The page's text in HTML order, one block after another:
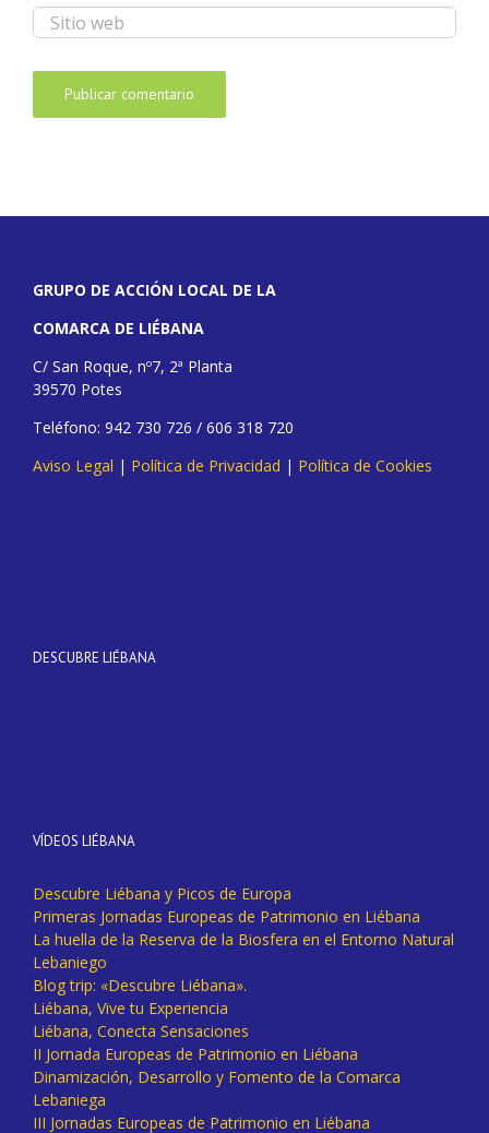
GRUPO DE ACCIÓN LOCAL DE LA
COMARCA DE LIÉBANA
C/ San Roque, nº7, 2ª Planta
39570 Potes
Teléfono: 942 730 726 / 606 318 720
Aviso Legal | Política de Privacidad | Política de Cookies
DESCUBRE LIÉBANA
VÍDEOS LIÉBANA
Descubre Liébana y Picos de Europa
Primeras Jornadas Europeas de Patrimonio en Liébana
La huella de la Reserva de la Biosfera en el Entorno Natural
Lebaniego
Blog trip: «Descubre Liébana».
Liébana, Vive tu Experiencia
Liébana, Conecta Sensaciones
II Jornada Europeas de Patrimonio en Liébana
Dinamización, Desarrollo y Fomento de la Comarca
Lebaniega
III Jornadas Europeas de Patrimonio en Liébana